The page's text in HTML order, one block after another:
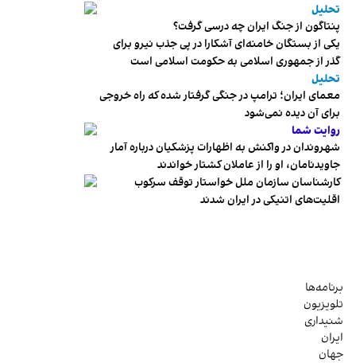
تحلیل
پنتاگون از جنگ ایران چه درسی گرفت؟
یکی از بستگان خامنه‌ای آشکارا در پی جذب نیرو برای
گذر از جمهوری اسلامی به حکومت اسلامی است
تحلیل
معمای ایران؛ ترامپ در جنگی گرفتار شده که راه خروجی
برای آن دیده نمی‌شود
روایت شما
شهروندان در واکنش به اظهارات پزشکیان درباره آمار
جاویدنامان، او را از عاملان کشتار خواندند
کارشناسان سازمان ملل خواستار توقف سرکوب
اقلیت‌های اتنیکی در ایران شدند
برنامه‌ها
تلویزیون
شنیداری
ایران
جهان